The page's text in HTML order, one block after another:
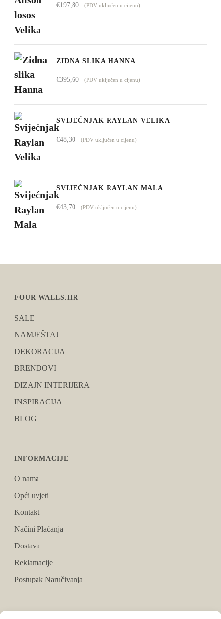
€197,80 (PDV uključen u cijenu)
ZIDNA SLIKA HANNA
€395,60 (PDV uključen u cijenu)
SVIJEĆNJAK RAYLAN VELIKA
€48,30 (PDV uključen u cijenu)
SVIJEĆNJAK RAYLAN MALA
€43,70 (PDV uključen u cijenu)
FOUR WALLS.HR
SALE
NAMJEŠTAJ
DEKORACIJA
BRENDOVI
DIZAJN INTERIJERA
INSPIRACIJA
BLOG
INFORMACIJE
O nama
Opći uvjeti
Kontakt
Načini Plaćanja
Dostava
Reklamacije
Postupak Naručivanja